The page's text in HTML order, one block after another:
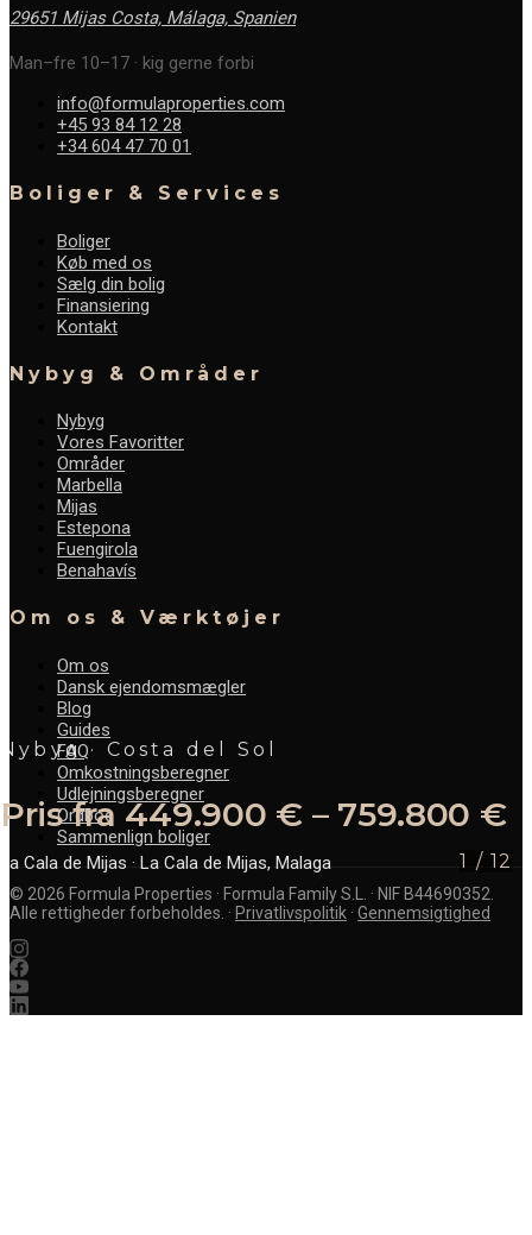
Nybyg · Costa del Sol
Pris fra 449.900 € – 759.800 €
La Cala de Mijas · La Cala de Mijas, Malaga 1 / 12
29651 Mijas Costa, Málaga, Spanien
Man–fre 10–17 · kig gerne forbi
info@formulaproperties.com
+45 93 84 12 28
+34 604 47 70 01
Boliger & Services
Boliger
Køb med os
Sælg din bolig
Finansiering
Kontakt
Nybyg & Områder
Nybyg
Vores Favoritter
Områder
Marbella
Mijas
Estepona
Fuengirola
Benahavís
Om os & Værktøjer
Om os
Dansk ejendomsmægler
Blog
Guides
FAQ
Omkostningsberegner
Udlejningsberegner
Ordbog
Sammenlign boliger
© 2026 Formula Properties · Formula Family S.L. · NIF B44690352.
Alle rettigheder forbeholdes. · Privatlivspolitik · Gennemsigtighed